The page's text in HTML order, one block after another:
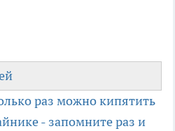
раз можно кипятить
- запомните раз и